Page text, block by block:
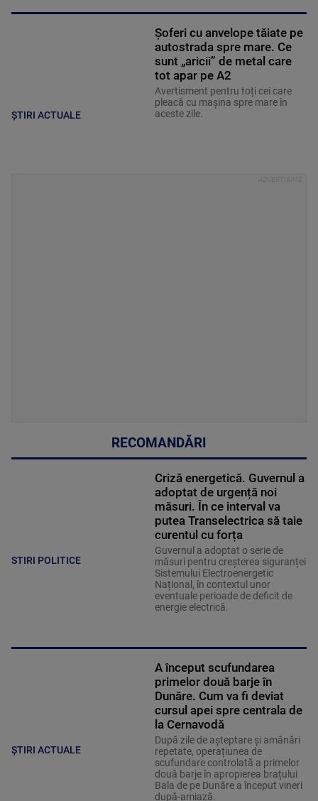
ȘTIRI ACTUALE
Șoferi cu anvelope tăiate pe
autostrada spre mare. Ce
sunt „aricii” de metal care
tot apar pe A2
Avertisment pentru toți cei care
pleacă cu mașina spre mare în
aceste zile.
RECOMANDĂRI
STIRI POLITICE
Criză energetică. Guvernul a
adoptat de urgență noi
măsuri. În ce interval va
putea Transelectrica să taie
curentul cu forța
Guvernul a adoptat o serie de
măsuri pentru creșterea siguranței
Sistemului Electroenergetic
Național, în contextul unor
eventuale perioade de deficit de
energie electrică.
ȘTIRI ACTUALE
A început scufundarea
primelor două barje în
Dunăre. Cum va fi deviat
cursul apei spre centrala de
la Cernavodă
După zile de așteptare și amânări
repetate, operațiunea de
scufundare controlată a primelor
două barje în apropierea brațului
Bala de pe Dunăre a început vineri
după-amiază.